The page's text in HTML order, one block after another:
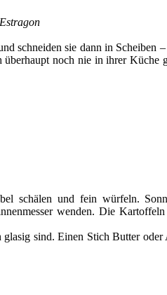
schneiden sie dann in Scheiben
noch nie in ihrer Küche
und fein würfeln.
wenden. Die
sind. Einen Stich Butter oder